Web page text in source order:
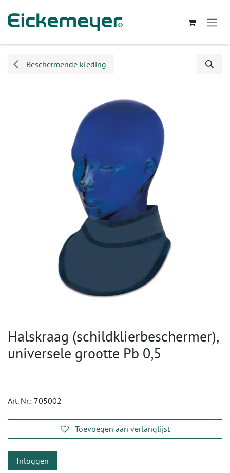
Beschermende kleding
Halskraag (schildklierbeschermer),
universele grootte Pb 0,5
Art. Nr.: 705002
Toevoegen aan verlanglijst
Inloggen